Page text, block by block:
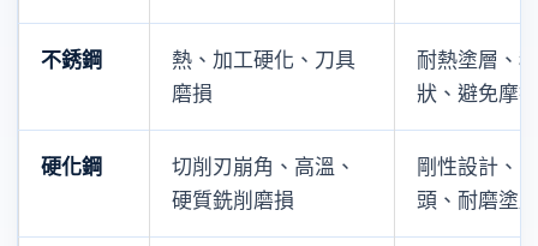
不銹鋼
熱、加工硬化、刀具
磨損
耐熱塗層、
狀、避免摩擦
硬化鋼
切削刃崩角、高溫、
硬質銑削磨損
剛性設計、
頭、耐磨塗層